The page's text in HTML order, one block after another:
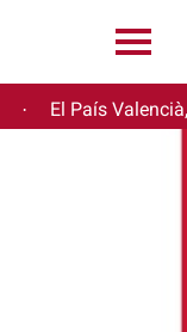
· El País